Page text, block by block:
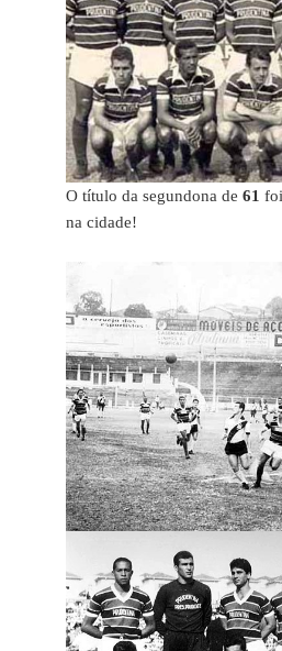
O título da segundona de 61
na cidade!